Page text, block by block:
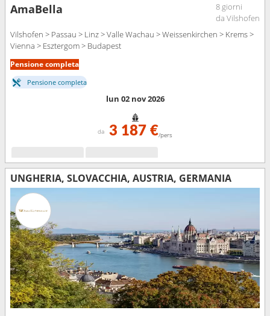
AmaBella
8 giorni
da Vilshofen
Vilshofen > Passau > Linz > Valle Wachau > Weissenkirchen > Krems >
Vienna > Esztergom > Budapest
Pensione completa
Pensione completa
lun 02 nov 2026
da 3 187 €/pers
UNGHERIA, SLOVACCHIA, AUSTRIA, GERMANIA